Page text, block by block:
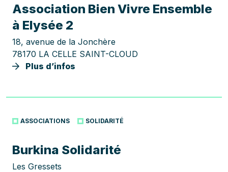
Association Bien Vivre Ensemble
à Elysée 2
18, avenue de la Jonchère
78170 LA CELLE SAINT-CLOUD
Plus d’infos
ASSOCIATIONS SOLIDARITÉ
Burkina Solidarité
Les Gressets